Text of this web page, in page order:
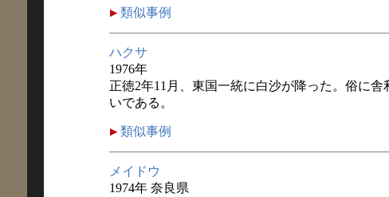
類似事例
ハクサ
1976年
正徳2年11月、東国一統に白沙が降った。俗に
いである。
類似事例
メイドウ
1974年 奈良県